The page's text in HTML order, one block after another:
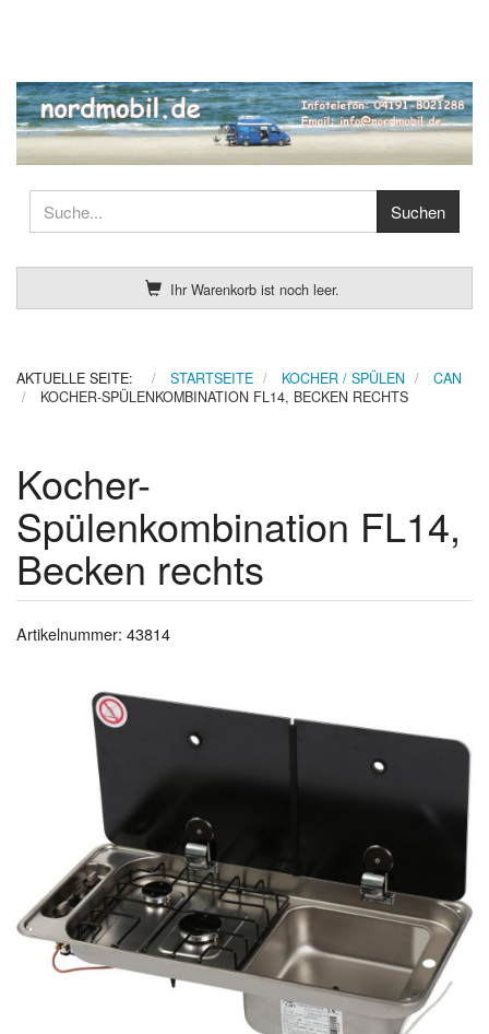
Ihr Warenkorb ist noch leer.
AKTUELLE SEITE: STARTSEITE KOCHER / SPÜLEN
CAN
KOCHER-SPÜLENKOMBINATION FL14, BECKEN RECHTS
Kocher-
Spülenkombination FL14,
Becken rechts
Artikelnummer: 43814